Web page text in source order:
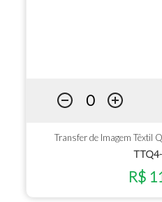
Transfer de Imagem Têxtil
R$